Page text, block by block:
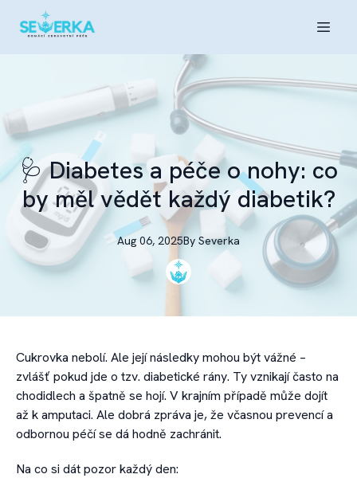
🩺 Diabetes a péče o nohy: co
by měl vědět každý diabetik?
Aug 06, 2025By Severka
Cukrovka nebolí. Ale její následky mohou být vážné –
zvlášť pokud jde o tzv. diabetické rány. Ty vznikají často na
chodidlech a špatně se hojí. V krajním případě může dojít
až k amputaci. Ale dobrá zpráva je, že včasnou prevencí a
odbornou péčí se dá hodně zachránit.
Na co si dát pozor každý den: